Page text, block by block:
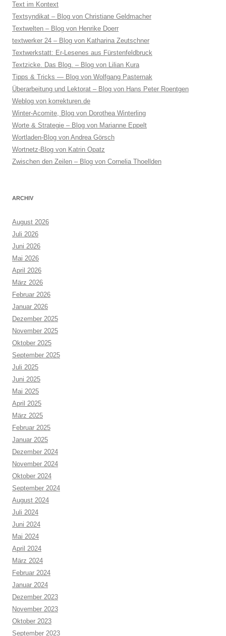
Text im Kontext
Textsyndikat – Blog von Christiane Geldmacher
Textwelten – Blog von Henrike Doerr
textwerker 24 – Blog von Katharina Zeutschner
Textwerkstatt: Er-Lesenes aus Fürstenfeldbruck
Textzicke. Das Blog. – Blog von Lilian Kura
Tipps & Tricks — Blog von Wolfgang Pasternak
Überarbeitung und Lektorat – Blog von Hans Peter Roentgen
Weblog von korrekturen.de
Winter-Acomite, Blog von Dorothea Winterling
Worte & Strategie – Blog von Marianne Eppelt
Wortladen-Blog von Andrea Görsch
Wortnetz-Blog von Katrin Opatz
Zwischen den Zeilen – Blog von Cornelia Thoellden
ARCHIV
August 2026
Juli 2026
Juni 2026
Mai 2026
April 2026
März 2026
Februar 2026
Januar 2026
Dezember 2025
November 2025
Oktober 2025
September 2025
Juli 2025
Juni 2025
Mai 2025
April 2025
März 2025
Februar 2025
Januar 2025
Dezember 2024
November 2024
Oktober 2024
September 2024
August 2024
Juli 2024
Juni 2024
Mai 2024
April 2024
März 2024
Februar 2024
Januar 2024
Dezember 2023
November 2023
Oktober 2023
September 2023